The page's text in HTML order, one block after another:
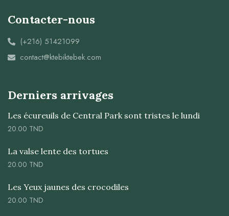
Contacter-nous
(+216) 51421099
contact@ktebiktebek.com
Derniers arrivages
Les écureuils de Central Park sont tristes le lundi
20.00 TND
La valse lente des tortues
20.00 TND
Les Yeux jaunes des crocodiles
20.00 TND